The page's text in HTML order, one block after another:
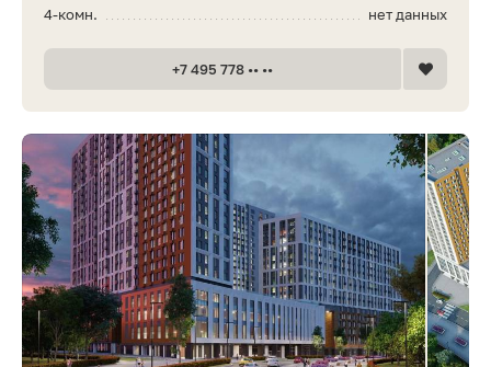
нет данных
4-комн.
+7 495 778 •• ••